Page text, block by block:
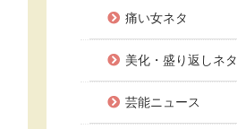
痛い女ネタ
美化・盛り返しネタ
芸能ニュース